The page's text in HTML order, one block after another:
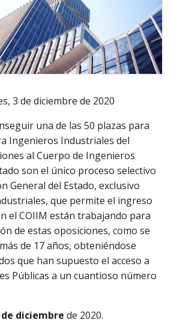
3 de diciembre de 2020
una de las 50 plazas para
Ingenieros Industriales del
al Cuerpo de Ingenieros
son el único proceso selectivo
General del Estado, exclusivo
que permite el ingreso
el COIIM están trabajando para
de estas oposiciones, como se
de 17 años, obteniéndose
que han supuesto el acceso a
Públicas a un cuantioso número
de diciembre de 2020.